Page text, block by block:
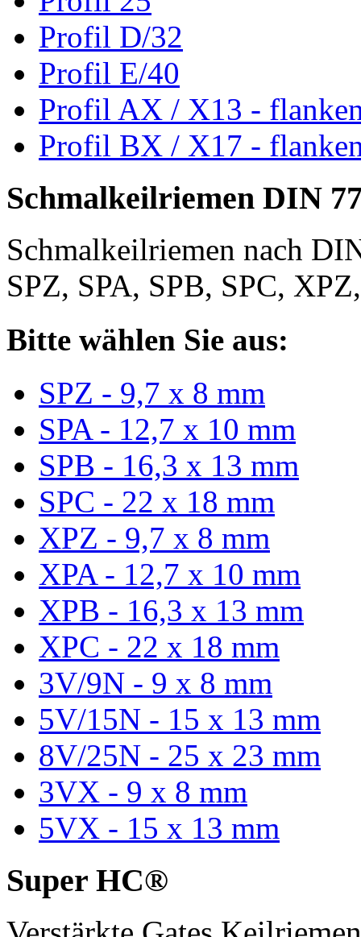
Profil D/32
Profil E/40
Profil AX / X13 -
Profil BX / X17 -
Schmalkeilriemen DIN
Schmalkeilriemen nach
SPZ, SPA, SPB, SPC,
Bitte wählen Sie aus:
SPZ - 9,7 x 8 mm
SPA - 12,7 x 10 mm
SPB - 16,3 x 13 mm
SPC - 22 x 18 mm
XPZ - 9,7 x 8 mm
XPA - 12,7 x 10 mm
XPB - 16,3 x 13 mm
XPC - 22 x 18 mm
3V/9N - 9 x 8 mm
5V/15N - 15 x 13 mm
8V/25N - 25 x 23 mm
3VX - 9 x 8 mm
5VX - 15 x 13 mm
Super HC®